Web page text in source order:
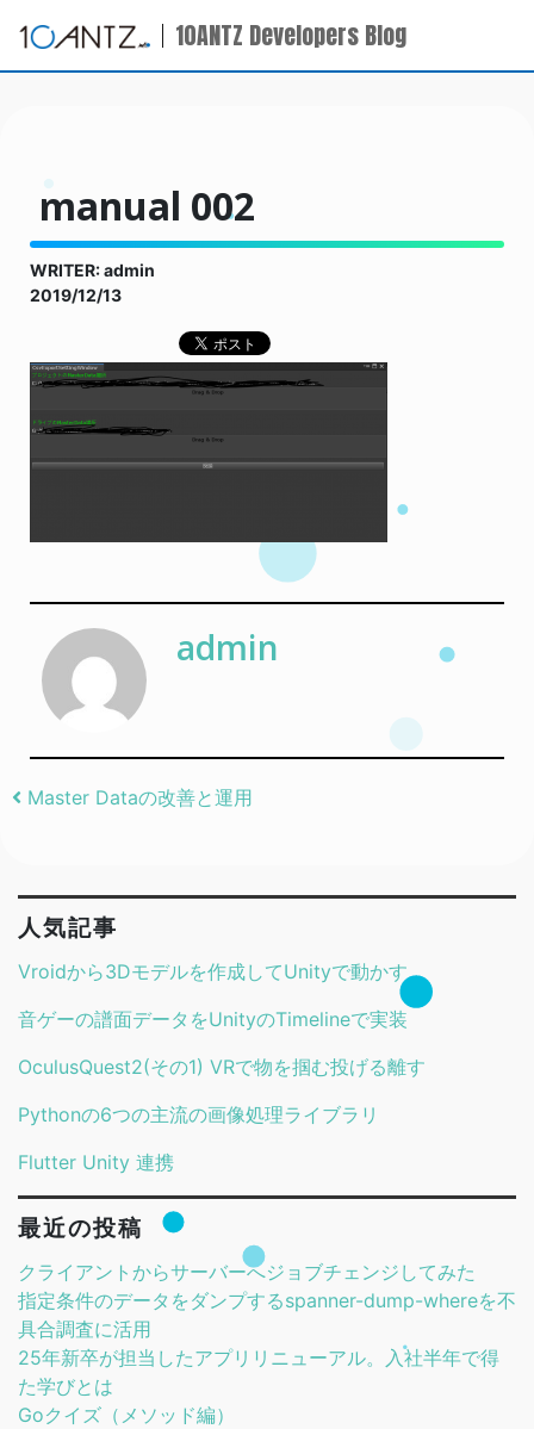
10ANTZ Developers Blog
manual 002
WRITER: admin
2019/12/13
admin
Post navigation
Master Dataの改善と運用
人気記事
Vroidから3Dモデルを作成してUnityで動かす
音ゲーの譜面データをUnityのTimelineで実装
OculusQuest2(その1) VRで物を掴む投げる離す
Pythonの6つの主流の画像処理ライブラリ
Flutter Unity 連携
最近の投稿
クライアントからサーバーへジョブチェンジしてみた
指定条件のデータをダンプするspanner-dump-whereを不
具合調査に活用
25年新卒が担当したアプリリニューアル。入社半年で得
た学びとは
Goクイズ（メソッド編）